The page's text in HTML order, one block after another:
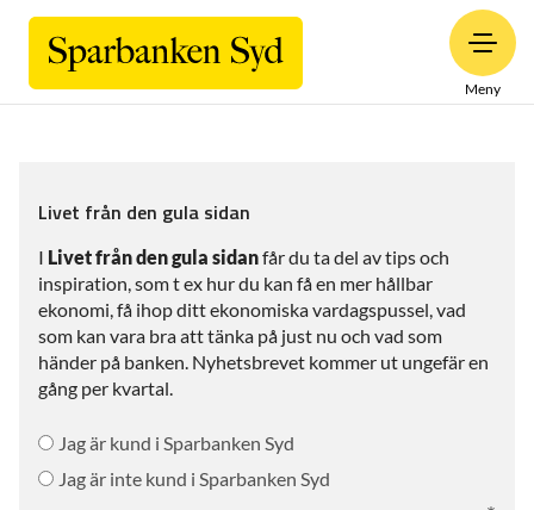
Meny
Livet från den gula sidan
I Livet från den gula sidanfår du ta del av tips och
inspiration, som t ex hur du kan få en mer hållbar
ekonomi, få ihop ditt ekonomiska vardagspussel, vad
som kan vara bra att tänka på just nu och vad som
händer på banken. Nyhetsbrevet kommer ut ungefär en
gång per kvartal.
Jag är kund i Sparbanken Syd
Jag är inte kund i Sparbanken Syd